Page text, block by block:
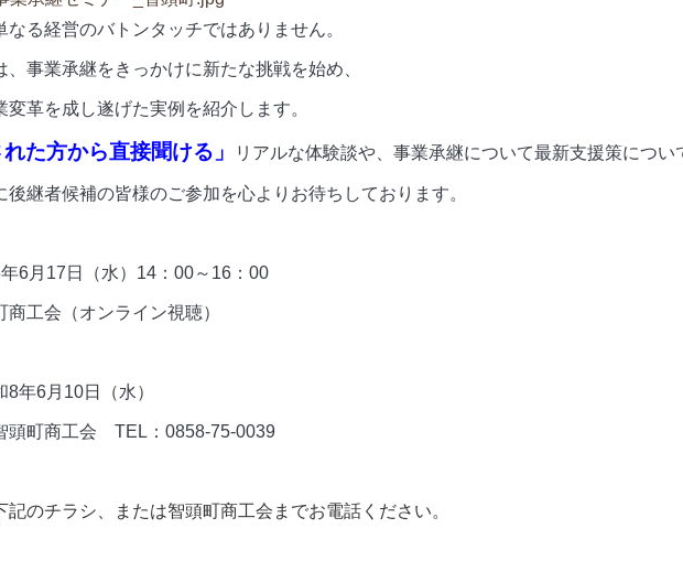
なる経営のバトンタッチではありません。
、事業承継をきっかけに新たな挑戦を始め、
変革を成し遂げた実例を紹介します。
れた方から直接聞ける」 リアルな体験談や、事業承継について最新支援策につい
後継者候補の皆様のご参加を心よりお待ちしております。
6月17日（水）14：00～16：00
工会（オンライン視聴）
年6月10日（水）
頭町商工会 TEL：0858-75-0039
記のチラシ、または智頭町商工会までお電話ください。